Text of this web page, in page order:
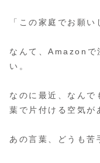
「この家庭でお願い
なんて、Amazonで
い。
なのに最近、なんで
葉で片付ける空気が
あの言葉、どうも苦